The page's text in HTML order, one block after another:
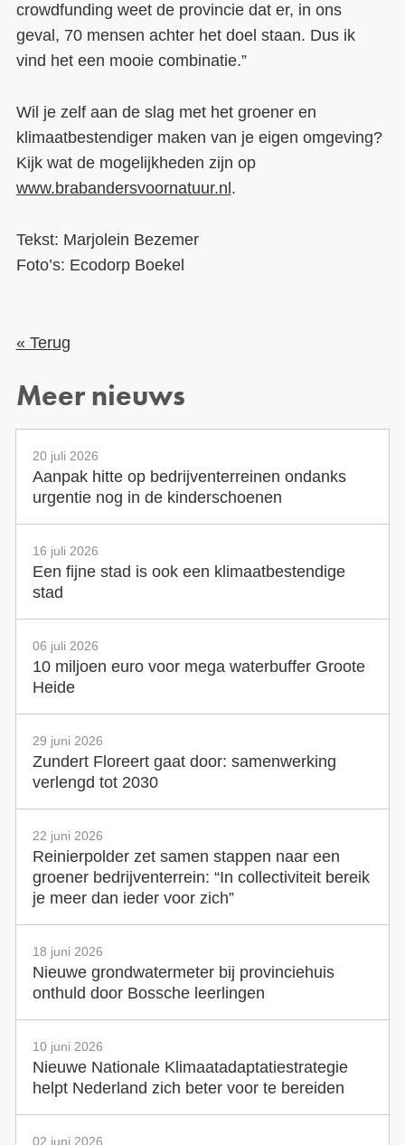
crowdfunding weet de provincie dat er, in ons
geval, 70 mensen achter het doel staan. Dus ik
vind het een mooie combinatie.”
Wil je zelf aan de slag met het groener en
klimaatbestendiger maken van je eigen omgeving?
Kijk wat de mogelijkheden zijn op
www.brabandersvoornatuur.nl .
Tekst: Marjolein Bezemer
Foto’s: Ecodorp Boekel
« Terug
Meer nieuws
20 juli 2026
Aanpak hitte op bedrijventerreinen ondanks
urgentie nog in de kinderschoenen
16 juli 2026
Een fijne stad is ook een klimaatbestendige
stad
06 juli 2026
10 miljoen euro voor mega waterbuffer Groote
Heide
29 juni 2026
Zundert Floreert gaat door: samenwerking
verlengd tot 2030
22 juni 2026
Reinierpolder zet samen stappen naar een
groener bedrijventerrein: “In collectiviteit bereik
je meer dan ieder voor zich”
18 juni 2026
Nieuwe grondwatermeter bij provinciehuis
onthuld door Bossche leerlingen
10 juni 2026
Nieuwe Nationale Klimaatadaptatiestrategie
helpt Nederland zich beter voor te bereiden
02 juni 2026